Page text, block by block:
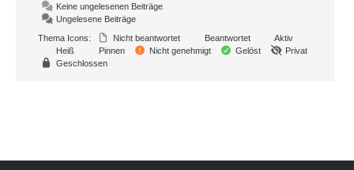
Keine ungelesenen Beiträge
Ungelesene Beiträge
Thema Icons:
Nicht beantwortet Beantwortet
Aktiv
Heiß
Pinnen Nicht genehmigt Gelöst
Privat
Geschlossen